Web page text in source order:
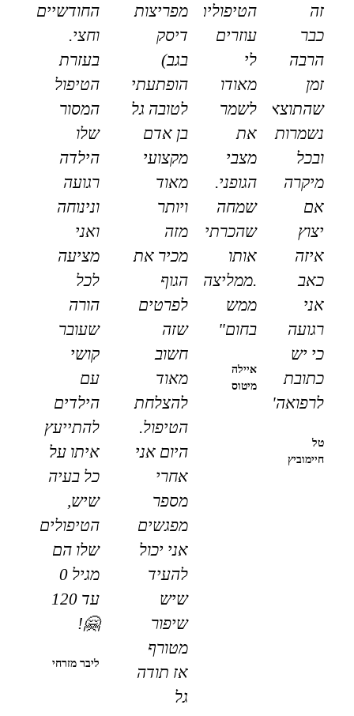
זה
כבר
הרבה
זמן
שהתוצאות
נשמרות
ובכל
מיקרה
אם
יצוץ
איזה
כאב
אני
רגועה
כי יש
כתובת
לרפואה"
טל
חיימוביץ
הטיפולים
עוזרים
לי
מאודו
לשמר
את
מצבי
הגופני.
שמחה
שהכרתי
אותו
.ממליצה
ממש
בחום"
איילה
מיטוס
מפריצות
דיסק
בגב)
הופתעתי
לטובה גל
בן אדם
מקצועי
מאוד
ויותר
מזה
מכיר את
הגוף
לפרטים
שזה
חשוב
מאוד
להצלחת
הטיפול.
היום אני
אחרי
מספר
מפגשים
אני יכול
להעיד
שיש
שיפור
מטורף
אז תודה
גל
החודשיים
וחצי.
בעזרת
הטיפול
המסור
שלו
הילדה
רגועה
ונינוחה
ואני
מציעה
לכל
הורה
שעובר
קושי
עם
הילדים
להתייעץ
איתו על
כל בעיה
שיש,
הטיפולים
שלו הם
מגיל 0
עד 120
🤗!
ליבר מזרחי